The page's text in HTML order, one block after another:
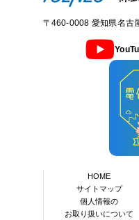
〒460-0008 愛知県名古
HOME
サイトマップ
個人情報の
お取り扱いについて